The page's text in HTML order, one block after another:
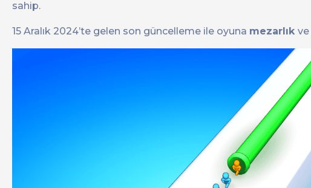
sahip.
15 Aralık 2024’te gelen son güncelleme ile oyuna mezarlık ve